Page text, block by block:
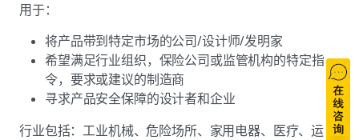
用于：
将产品带到特定市场的公司/设计师/发明家
希望满足行业组织，保险公司或监管机构的特定指
令，要求或建议的制造商
寻求产品安全保障的设计者和企业
行业包括：工业机械、危险场所、家用电器、医疗、运